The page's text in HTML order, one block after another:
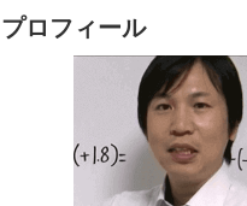
プロフィール